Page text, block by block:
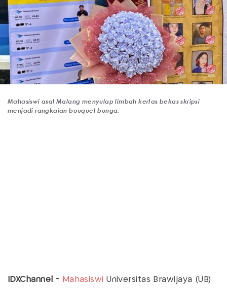
Mahasiswi asal Malang menyulap limbah kertas bekas skripsi
menjadi rangkaian bouquet bunga.
IDXChannel - Mahasiswi Universitas Brawijaya (UB)